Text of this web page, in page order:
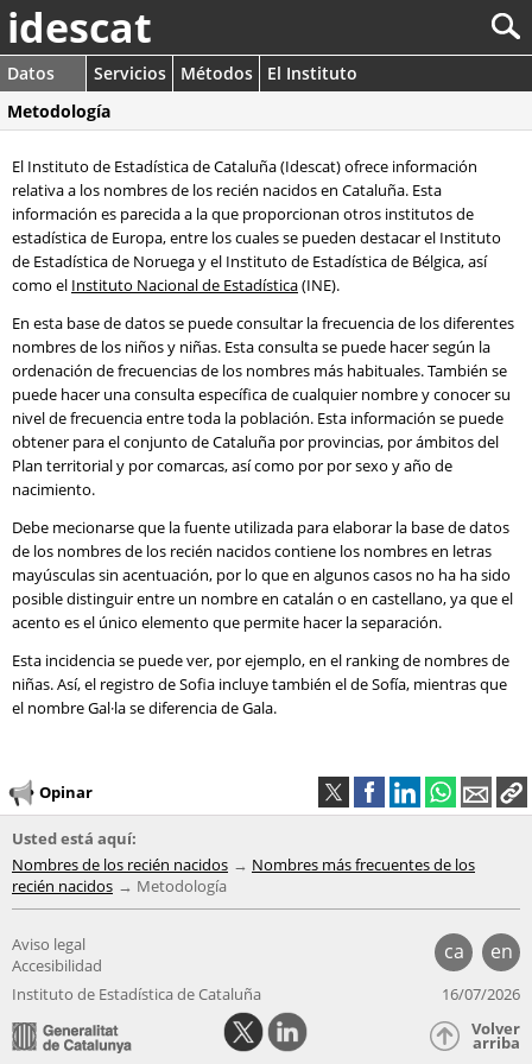
idescat
Datos Servicios Métodos
El Instituto
Metodología
El Instituto de Estadística de Cataluña (Idescat) ofrece información
relativa a los nombres de los recién nacidos en Cataluña. Esta
información es parecida a la que proporcionan otros institutos de
estadística de Europa, entre los cuales se pueden destacar el Instituto
de Estadística de Noruega y el Instituto de Estadística de Bélgica, así
como el Instituto Nacional de Estadística(INE).
En esta base de datos se puede consultar la frecuencia de los diferentes
nombres de los niños y niñas. Esta consulta se puede hacer según la
ordenación de frecuencias de los nombres más habituales. También se
puede hacer una consulta específica de cualquier nombre y conocer su
nivel de frecuencia entre toda la población. Esta información se puede
obtener para el conjunto de Cataluña por provincias, por ámbitos del
Plan territorial y por comarcas, así como por por sexo y año de
nacimiento.
Debe mecionarse que la fuente utilizada para elaborar la base de datos
de los nombres de los recién nacidos contiene los nombres en letras
mayúsculas sin acentuación, por lo que en algunos casos no ha ha sido
posible distinguir entre un nombre en catalán o en castellano, ya que el
acento es el único elemento que permite hacer la separación.
Esta incidencia se puede ver, por ejemplo, en el ranking de nombres de
niñas. Así, el registro de Sofia incluye también el de Sofía, mientras que
el nombre Gal·la se diferencia de Gala.
Opinar
Usted está aquí:
Nombres de los recién nacidos
Nombres más frecuentes de los
recién nacidos
Metodología
ca en
Aviso legal
Accesibilidad
Instituto de Estadística de Cataluña
16/07/2026
Volver
arriba